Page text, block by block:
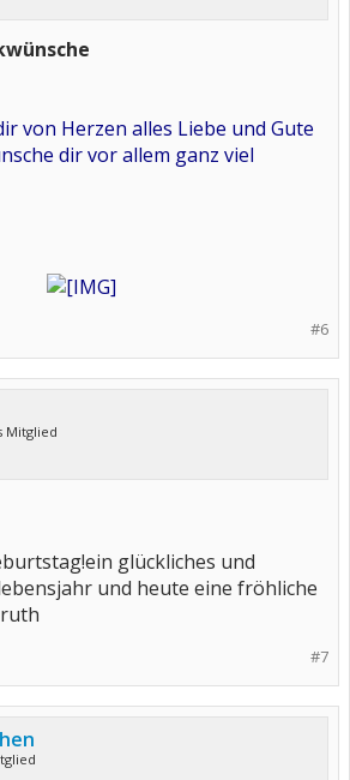
von Herzen alles Liebe und Gute
dir vor allem ganz viel
#6
Mitglied
glückliches und
und heute eine fröhliche
#7